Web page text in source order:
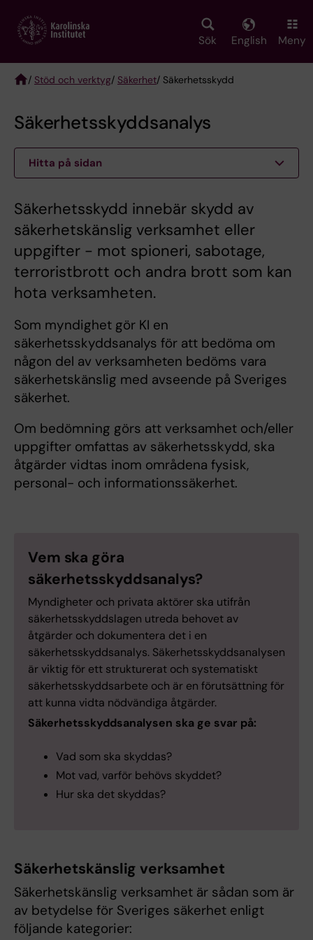
main
Sök English Meny
/ Stöd och verktyg/ Säkerhet/ Säkerhetsskydd
Säkerhetsskyddsanalys
Hitta på sidan
Säkerhetsskydd innebär skydd av
säkerhetskänslig verksamhet eller
uppgifter - mot spioneri, sabotage,
terroristbrott och andra brott som kan
hota verksamheten.
Som myndighet gör KI en
säkerhetsskyddsanalys för att bedöma om
någon del av verksamheten bedöms vara
säkerhetskänslig med avseende på Sveriges
säkerhet.
Om bedömning görs att verksamhet och/eller
uppgifter omfattas av säkerhetsskydd, ska
åtgärder vidtas inom områdena fysisk,
personal- och informationssäkerhet.
Vem ska göra
säkerhetsskyddsanalys?
Myndigheter och privata aktörer ska utifrån
säkerhetsskyddslagen utreda behovet av
åtgärder och dokumentera det i en
säkerhetsskyddsanalys. Säkerhetsskyddsanalysen
är viktig för ett strukturerat och systematiskt
säkerhetsskyddsarbete och är en förutsättning för
att kunna vidta nödvändiga åtgärder.
Säkerhetsskyddsanalysen ska ge svar på:
Vad som ska skyddas?
Mot vad, varför behövs skyddet?
Hur ska det skyddas?
Säkerhetskänslig verksamhet
Säkerhetskänslig verksamhet är sådan som är
av betydelse för Sveriges säkerhet enligt
följande kategorier: